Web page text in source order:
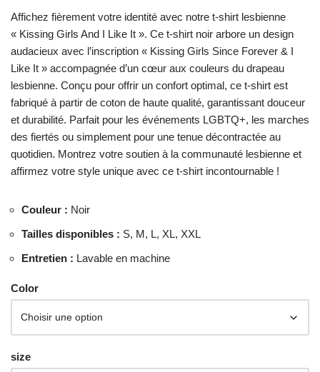
Affichez fièrement votre identité avec notre t-shirt lesbienne
« Kissing Girls And I Like It ». Ce t-shirt noir arbore un design
audacieux avec l’inscription « Kissing Girls Since Forever & I
Like It » accompagnée d’un cœur aux couleurs du drapeau
lesbienne. Conçu pour offrir un confort optimal, ce t-shirt est
fabriqué à partir de coton de haute qualité, garantissant douceur
et durabilité. Parfait pour les événements LGBTQ+, les marches
des fiertés ou simplement pour une tenue décontractée au
quotidien. Montrez votre soutien à la communauté lesbienne et
affirmez votre style unique avec ce t-shirt incontournable !
Couleur : Noir
Tailles disponibles : S, M, L, XL, XXL
Entretien : Lavable en machine
Color
size